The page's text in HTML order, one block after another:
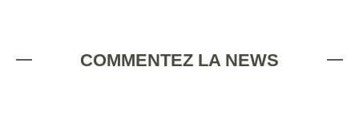
COMMENTEZ LA NEWS